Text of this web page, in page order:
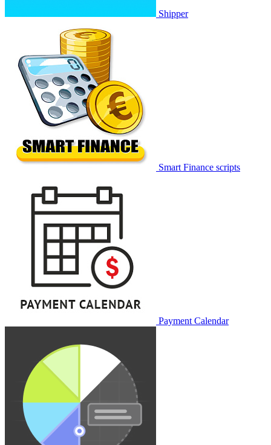
Shipper
Smart Finance scripts
Payment Calendar